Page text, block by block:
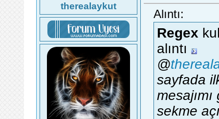
therealaykut
Alıntı:
Regex
alıntı
@
sayfada
sekme